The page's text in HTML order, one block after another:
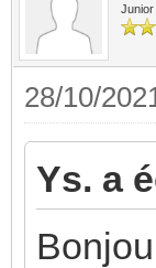
Junior
28/10/
Ys. a